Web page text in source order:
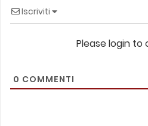
Iscriviti
Please login to
0 COMMENTI